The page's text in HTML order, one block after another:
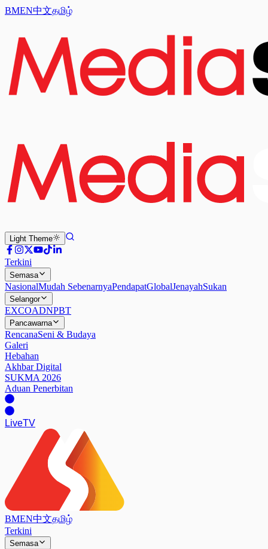
BMEN中文தமிழ்
Light Theme
Terkini
Semasa
NasionalMudah SebenarnyaPendapatGlobalJenayahSukan
Selangor
EXCOADNPBT
Pancawarna
RencanaSeni & Budaya
Galeri
Hebahan
Akhbar Digital
SUKMA 2026
Aduan Penerbitan
LiveTV
BMEN中文தமிழ்
Terkini
Semasa